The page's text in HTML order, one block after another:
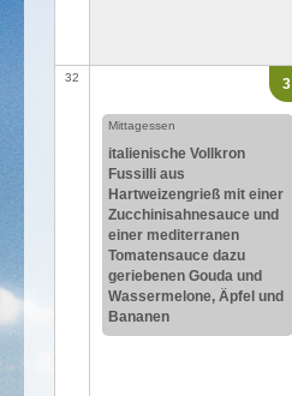
32 3
Mittagessen
italienische Vollkron
Fussilli aus
Hartweizengrieß mit einer
Zucchinisahnesauce und
einer mediterranen
Tomatensauce dazu
geriebenen Gouda und
Wassermelone, Äpfel und
Bananen